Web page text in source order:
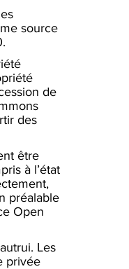
source
de
des
être
à l’état
préalable
Open
Les
privée